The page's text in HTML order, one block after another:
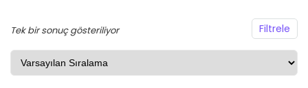
Filtrele
Tek bir sonuç gösteriliyor